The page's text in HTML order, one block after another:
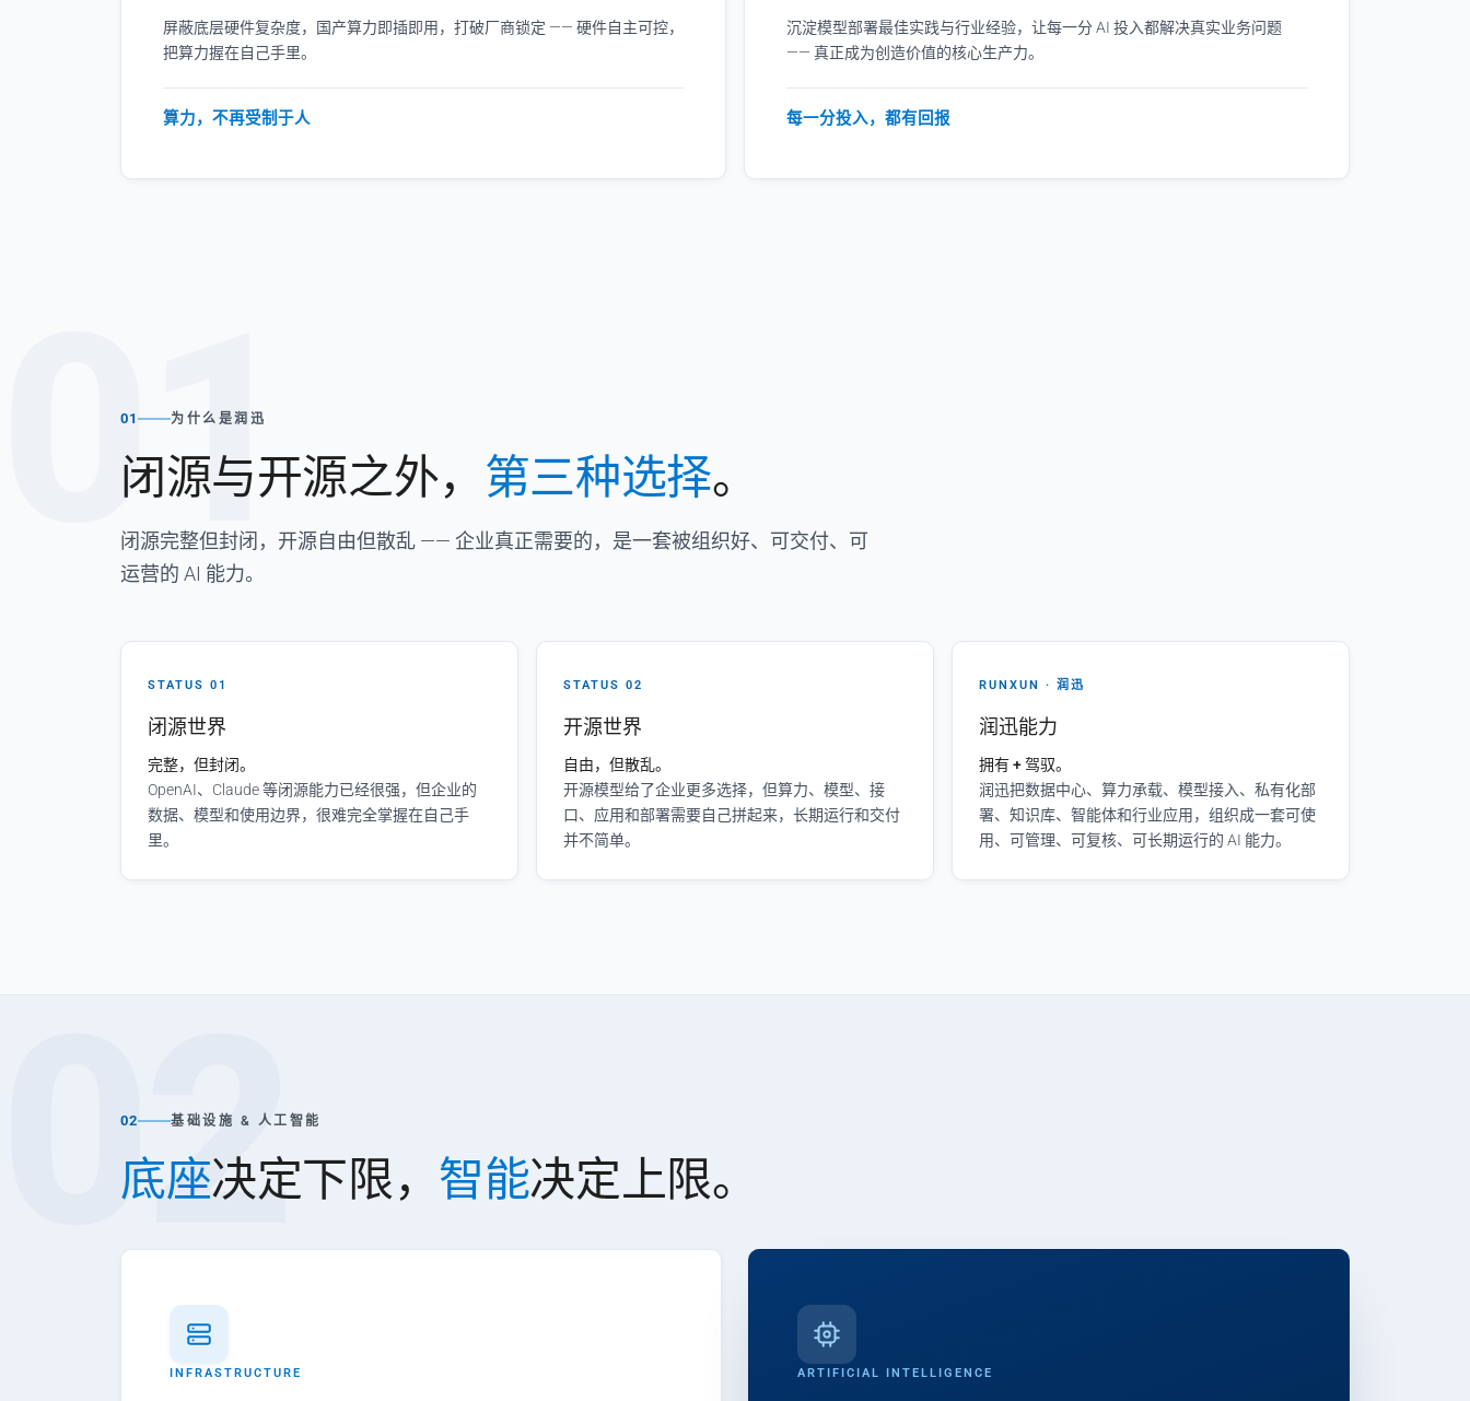
屏蔽底层硬件复杂度，国产算力即插即用，打破厂商锁定 —— 硬件自主可控，
把算力握在自己手里。
算力，不再受制于人
沉淀模型部署最佳实践与行业经验，让每一分 AI 投入都解决真实业务问题
—— 真正成为创造价值的核心生产力。
每一分投入，都有回报
01
01 为什么是润迅
闭源与开源之外， 第三种选择。
闭源完整但封闭，开源自由但散乱 —— 企业真正需要的，是一套被组织好、可交付、可
运营的 AI 能力。
STATUS 01
闭源世界
完整，但封闭。
OpenAI、Claude 等闭源能力已经很强，但企业的
数据、模型和使用边界，很难完全掌握在自己手
里。
STATUS 02
开源世界
自由，但散乱。
开源模型给了企业更多选择，但算力、模型、接
口、应用和部署需要自己拼起来，长期运行和交付
并不简单。
RUNXUN · 润迅
润迅能力
拥有 + 驾驭。
润迅把数据中心、算力承载、模型接入、私有化部
署、知识库、智能体和行业应用，组织成一套可使
用、可管理、可复核、可长期运行的 AI 能力。
02
02 基础设施 & 人工智能
底座决定下限， 智能决定上限。
INFRASTRUCTURE ARTIFICIAL INTELLIGENCE